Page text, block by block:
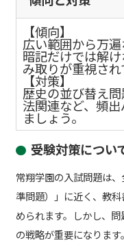
【傾向】
広い範囲から万
暗記だけでは解
み取りが重視され
【対策】
歴史の並び替え
法関連など、頻
ましょう。
受験対策につい
常翔学園の入試問題は
準問題）」に近く、教
められます。しかし、
の戦略が重要になります。